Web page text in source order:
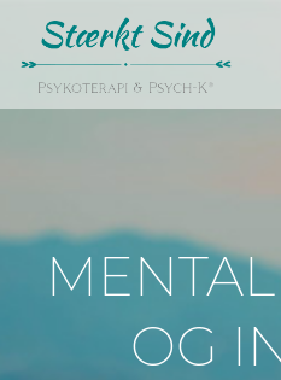
OG